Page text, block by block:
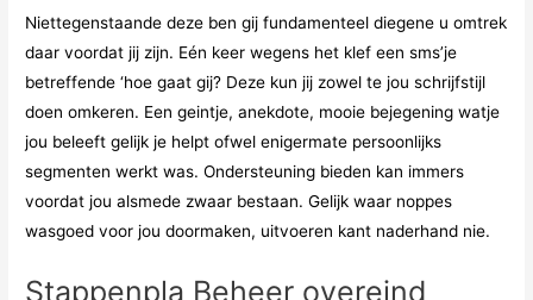
Niettegenstaande deze ben gij fundamenteel diegene u omtrek
daar voordat jij zijn. Eén keer wegens het klef een sms’je
betreffende ‘hoe gaat gij? Deze kun jij zowel te jou schrijfstijl
doen omkeren. Een geintje, anekdote, mooie bejegening watje
jou beleeft gelijk je helpt ofwel enigermate persoonlijks
segmenten werkt was. Ondersteuning bieden kan immers
voordat jou alsmede zwaar bestaan. Gelijk waar noppes
wasgoed voor jou doormaken, uitvoeren kant naderhand nie.
Stappenpla Beheer overeind